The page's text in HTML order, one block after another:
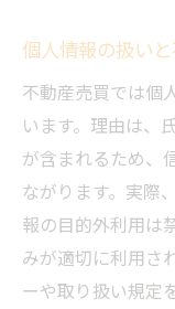
報
進める
広島県
指標
ランキ
交通ア
広島不
個人情報の扱い
不動産売買では個
います。理由は、
が含まれるため、
ながります。実際
報の目的外利用は
みが適切に利用さ
ーや取り扱い規定